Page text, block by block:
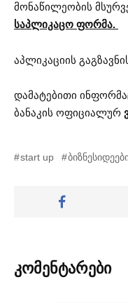
მონაწილეობის
საპლიკაცო ფორმა.
აპლიკაციის
დამატებითი
ბანაკის ოფიციალურ
start up
კომენტარები